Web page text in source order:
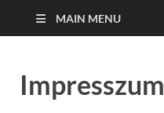
MAIN MENU
Impresszum